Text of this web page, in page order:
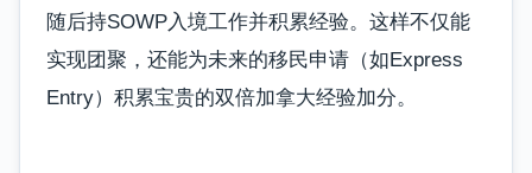
随后持SOWP入境工作并积累经验。这样不仅能
实现团聚，还能为未来的移民申请（如Express
Entry）积累宝贵的双倍加拿大经验加分。